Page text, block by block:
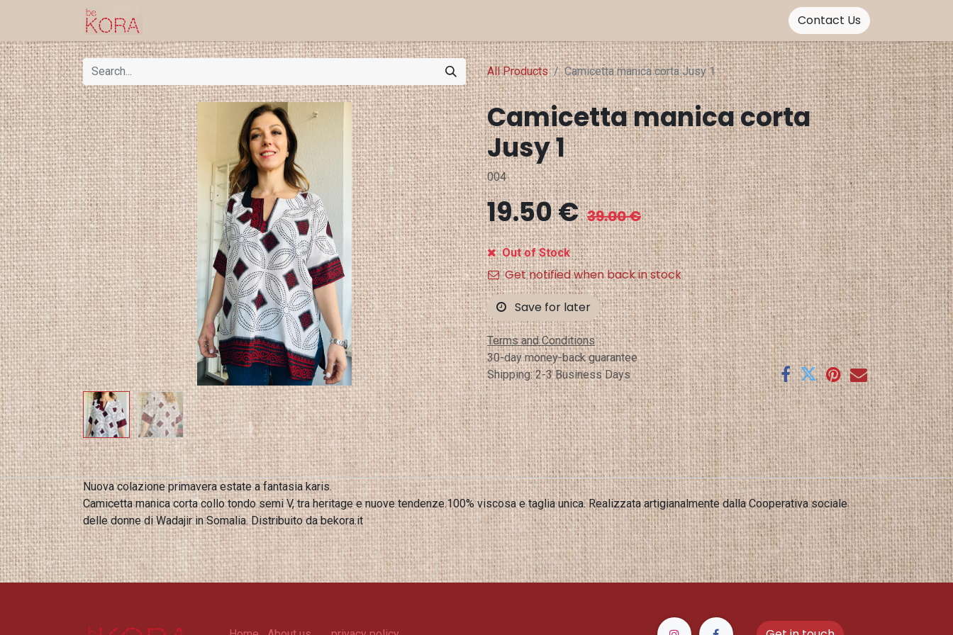
Contact Us
All Products Camicetta manica corta Jusy 1
Camicetta manica corta
Jusy 1
004
19.50€ 39.00€
Out of Stock
Get notified when back in stock
Save for later
Terms and Conditions
30-day money-back guarantee
Shipping: 2-3 Business Days
Nuova colazione primavera estate a fantasia karis.
Camicetta manica corta collo tondo semi V, tra heritage e nuove tendenze.100% viscosa e taglia unica. Realizzata artigianalmente dalla Cooperativa sociale
delle donne di Wadajir in Somalia. Distribuito da bekora.it